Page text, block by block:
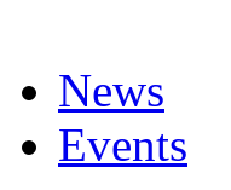
News
Events